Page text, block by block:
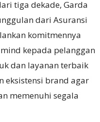
tiga dekade, Garda
dari Asuransi
komitmennya
kepada pelanggan
dan layanan terbaik
eksistensi brand agar
memenuhi segala